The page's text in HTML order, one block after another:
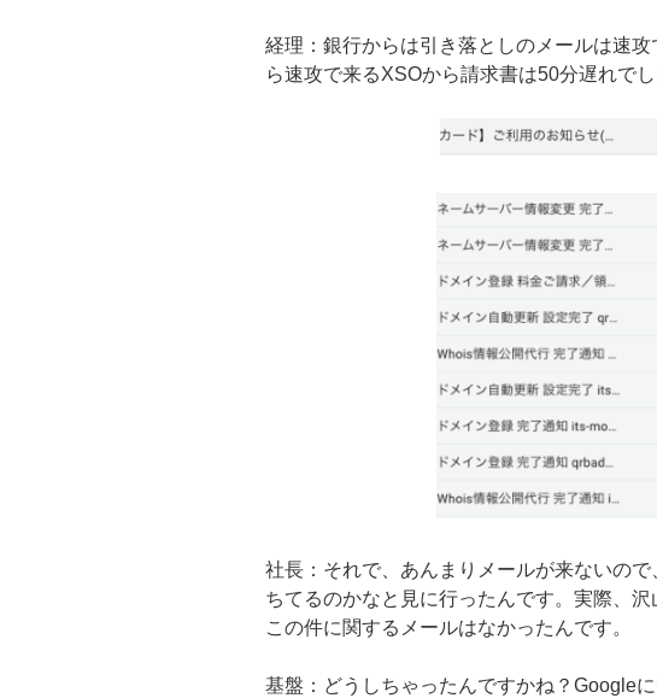
経理：銀行からは引き落としのメールは速
ら速攻で来るXSOから請求書は50分遅れでし
社長：それで、あんまりメールが来ないの
ちてるのかなと見に行ったんです。実際、沢
この件に関するメールはなかったんです。
基盤：どうしちゃったんですかね？Google